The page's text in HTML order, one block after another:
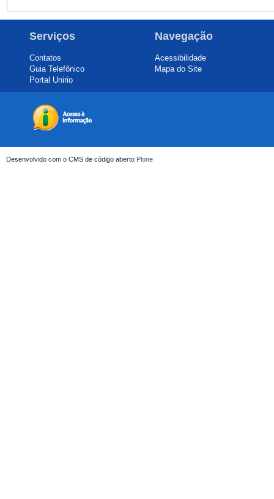
Serviços
Contatos
Guia Telefônico
Portal Unirio
Navegação
Acessibilidade
Mapa do Site
Desenvolvido com o CMS de código aberto Plone